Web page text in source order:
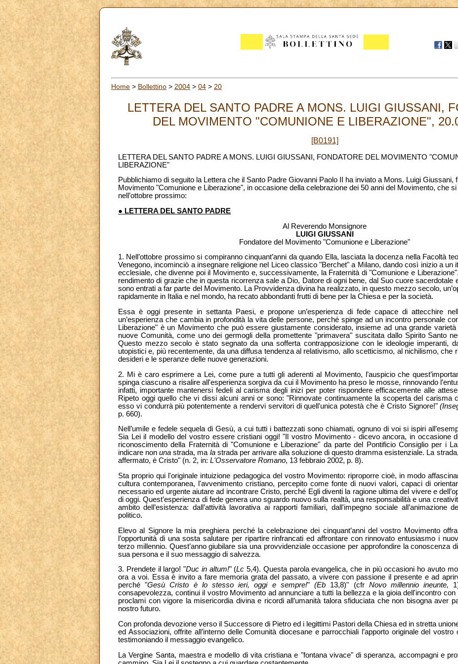
Home > Bollettino > 2004 > 04 > 20
LETTERA DEL SANTO PADRE A MONS. LUIGI GIUSSANI,
DEL MOVIMENTO "COMUNIONE E LIBERAZIONE",
[B0191]
LETTERA DEL SANTO PADRE A MONS. LUIGI GIUSSANI, FONDATORE DEL MOVIMENTO
LIBERAZIONE"
Pubblichiamo di seguito la Lettera che il Santo Padre Giovanni Paolo II ha inviato a Mons. Luigi Giussani,
Movimento "Comunione e Liberazione", in occasione della celebrazione dei 50 anni del Movimento, che
nell’ottobre prossimo:
● LETTERA DEL SANTO PADRE
Al Reverendo Monsignore
LUIGI GIUSSANI
Fondatore del Movimento "Comunione e Liberazione"
1. Nell’ottobre prossimo si compiranno cinquant’anni da quando Ella, lasciata la docenza nella Facoltà
Venegono, incominciò a insegnare religione nel Liceo classico "Berchet" a Milano, dando così inizio a un
ecclesiale, che divenne poi il Movimento e, successivamente, la Fraternità di "Comunione e
rendimento di grazie che in questa ricorrenza sale a Dio, Datore di ogni bene, dal Suo cuore sacerdotale
sono entrati a far parte del Movimento. La Provvidenza divina ha realizzato, in questo mezzo secolo,
rapidamente in Italia e nel mondo, ha recato abbondanti frutti di bene per la Chiesa e per la società.
Essa è oggi presente in settanta Paesi, e propone un’esperienza di fede capace di attecchire
un’esperienza che cambia in profondità la vita delle persone, perché spinge ad un incontro personale
Liberazione" è un Movimento che può essere giustamente considerato, insieme ad una grande
nuove Comunità, come uno dei germogli della promettente "primavera" suscitata dallo Spirito Santo
Questo mezzo secolo è stato segnato da una sofferta contrapposizione con le ideologie imperanti,
utopistici e, più recentemente, da una diffusa tendenza al relativismo, allo scetticismo, al nichilismo, che
desideri e le speranze delle nuove generazioni.
2. Mi è caro esprimere a Lei, come pure a tutti gli aderenti al Movimento, l’auspicio che
spinga ciascuno a risalire all'esperienza sorgiva da cui il Movimento ha preso le mosse, rinnovando
infatti, importante mantenersi fedeli al carisma degli inizi per poter rispondere efficacemente alle
Ripeto oggi quello che vi dissi alcuni anni or sono: "Rinnovate continuamente la scoperta del carisma
esso vi condurrà più potentemente a rendervi servitori di quell'unica potestà che è Cristo Signore!"
p. 660).
Nell’umile e fedele sequela di Gesù, a cui tutti i battezzati sono chiamati, ognuno di voi si ispiri
Sia Lei il modello del vostro essere cristiani oggi! "Il vostro Movimento - dicevo ancora, in occasione
riconoscimento della Fraternità di "Comunione e Liberazione" da parte del Pontificio Consiglio per i
indicare nonunastrada, ma la strada per arrivare alla soluzione di questo dramma esistenziale. La
affermato, è Cristo" (n. 2, in: L'Osservatore Romano, 13 febbraio 2002, p. 8).
Sta proprio qui l'originale intuizione pedagogica del vostro Movimento: riproporre cioè, in modo
cultura contemporanea, l'avvenimento cristiano, percepito come fonte di nuovi valori, capaci di
necessario ed urgente aiutare ad incontrare Cristo, perché Egli diventi la ragione ultima del vivere e
di oggi. Quest’esperienza di fede genera uno sguardo nuovo sulla realtà, una responsabilità e una
ambito dell’esistenza: dall’attività lavorativa ai rapporti familiari, dall'impegno sociale all’animazione
politico.
Elevo al Signore la mia preghiera perché la celebrazione dei cinquant’anni del vostro Movimento
l’opportunità di una sosta salutare per ripartire rinfrancati ed affrontare con rinnovato entusiasmo i
terzo millennio. Quest’anno giubilare sia una provvidenziale occasione per approfondire la conoscenza
sua persona e il suo messaggio di salvezza.
3. Prendete il largo! "Duc in altum!" (Lc5,4). Questa parola evangelica, che in più occasioni ho avuto
ora a voi. Essa è invito a fare memoria grata del passato, a vivere con passione il presente e ad
perché "Gesù Cristo è lo stesso ieri, oggi e sempre!"(Eb 13,8)" (cfr Novo millennio ineunte,
consapevolezza, continui il vostro Movimento ad annunciare a tutti la bellezza e la gioia dell'incontro con
proclami con vigore la misericordia divina e ricordi all’umanità talora sfiduciata che non bisogna aver
nostro futuro.
Con profonda devozione verso il Successore di Pietro ed i legittimi Pastori della Chiesa ed in stretta
ed Associazioni, offrite all’interno delle Comunità diocesane e parrocchiali l’apporto originale del
testimoniando il messaggio evangelico.
La Vergine Santa, maestra e modello di vita cristiana e "fontana vivace" di speranza, accompagni e